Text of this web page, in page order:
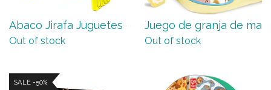
Abaco Jirafa Juguetes de Ma...
Out of stock
Juego de granja de
Out of stock
SALE -50%